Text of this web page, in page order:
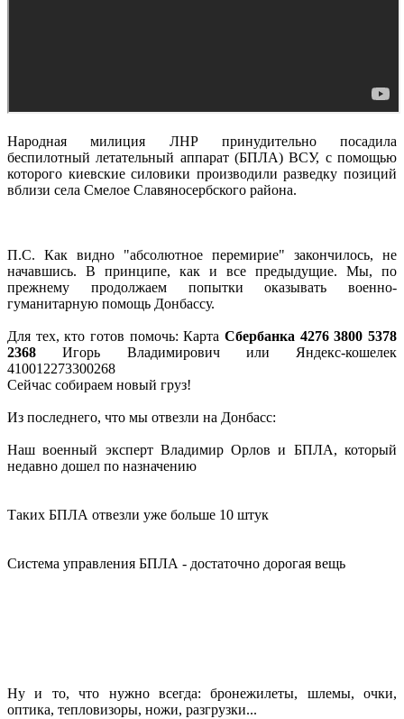
Народная милиция ЛНР принудительно посадила
беспилотный летательный аппарат (БПЛА) ВСУ, с помощью
которого киевские силовики производили разведку позиций
вблизи села Смелое Славяносербского района.
П.С. Как видно "абсолютное перемирие" закончилось, не
начавшись. В принципе, как и все предыдущие. Мы, по
прежнему продолжаем попытки оказывать военно-
гуманитарную помощь Донбассу.
Для тех, кто готов помочь: Карта Сбербанка 4276 3800 5378
2368 Игорь Владимирович или Яндекс-кошелек
410012273300268
Сейчас собираем новый груз!
Из последнего, что мы отвезли на Донбасс:
Наш военный эксперт Владимир Орлов и БПЛА, который
недавно дошел по назначению
Таких БПЛА отвезли уже больше 10 штук
Система управления БПЛА - достаточно дорогая вещь
Ну и то, что нужно всегда: бронежилеты, шлемы, очки,
оптика, тепловизоры, ножи, разгрузки...